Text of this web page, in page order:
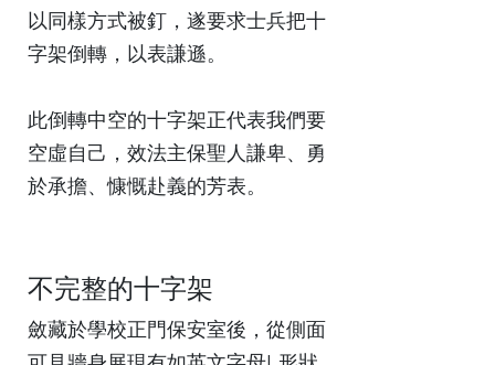
以同樣方式被釘，遂要求士兵把十
字架倒轉，以表謙遜。
此倒轉中空的十字架正代表我們要
空虛自己，效法主保聖人謙卑、勇
於承擔、慷慨赴義的芳表。
不完整的十字架
斂藏於學校正門保安室後，從側面